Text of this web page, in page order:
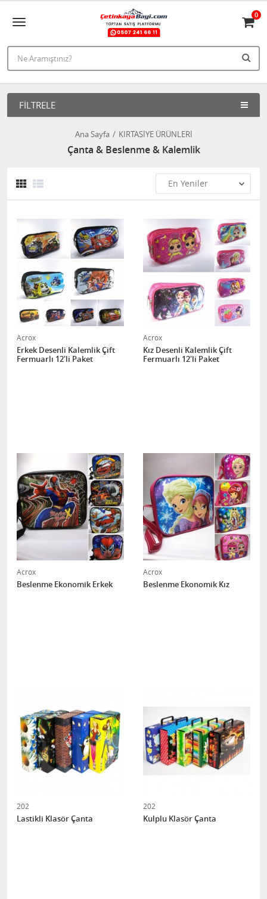
0
FILTRELE
Ana Sayfa KIRTASİYE ÜRÜNLERİ
Çanta & Beslenme & Kalemlik
Acrox
Erkek Desenli Kalemlik Çift
Fermuarlı 12'li Paket
Acrox
Kız Desenli Kalemlik Çift
Fermuarlı 12'li Paket
Acrox
Beslenme Ekonomik Erkek
Acrox
Beslenme Ekonomik Kız
202
Lastikli Klasör Çanta
202
Kulplu Klasör Çanta